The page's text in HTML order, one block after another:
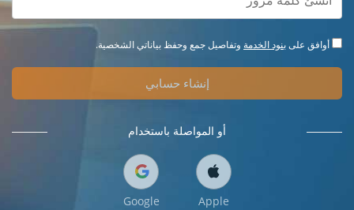
أوافق علىبنود الخدمة وتفاصيل جمع وحفظ بياناتي الشخصية.
إنشاء حسابي
أو المواصلة باستخدام
Apple
Google